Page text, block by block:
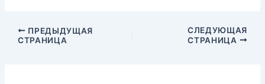
ПРЕДЫДУЩАЯ
СТРАНИЦА
СЛЕДУЮЩАЯ
СТРАНИЦА